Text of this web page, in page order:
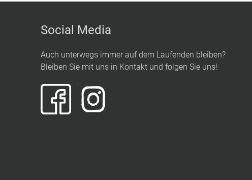
Social Media
Auch unterwegs immer auf dem Laufenden bleiben?
Bleiben Sie mit uns in Kontakt und folgen Sie uns!